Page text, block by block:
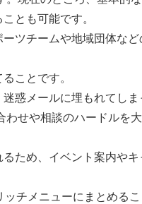
とも可能です。
ツチームや地域団体など
ことです。
惑メールに埋もれてしま
せや相談のハードルを
ため、イベント案内や
チメニューにまとめる